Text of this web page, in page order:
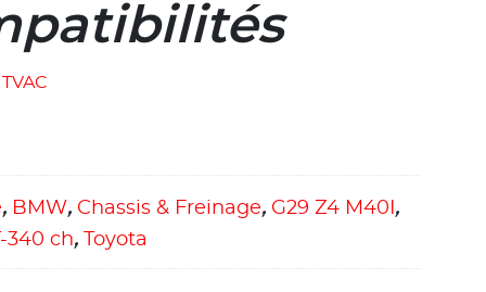
TVAC
, BMW, Chassis & Freinage, G29 Z4 M40I ,
340 ch, Toyota